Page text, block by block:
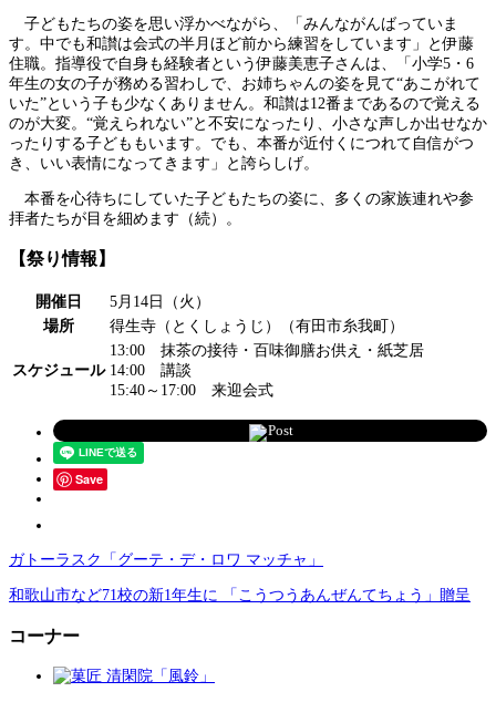
子どもたちの姿を思い浮かべながら、「みんながんばっていま
す。中でも和讃は会式の半月ほど前から練習をしています」と伊藤
住職。指導役で自身も経験者という伊藤美恵子さんは、「小学5・6
年生の女の子が務める習わしで、お姉ちゃんの姿を見て“あこがれて
いた”という子も少なくありません。和讃は12番まであるので覚える
のが大変。“覚えられない”と不安になったり、小さな声しか出せなか
ったりする子どももいます。でも、本番が近付くにつれて自信がつ
き、いい表情になってきます」と誇らしげ。
本番を心待ちにしていた子どもたちの姿に、多くの家族連れや参
拝者たちが目を細めます（続）。
【祭り情報】
開催日
5月14日（火）
場所
得生寺（とくしょうじ）（有田市糸我町）
スケジュール
13:00 抹茶の接待・百味御膳お供え・紙芝居
14:00 講談
15:40～17:00 来迎会式
Post
Save
ガトーラスク「グーテ・デ・ロワ マッチャ」
和歌山市など71校の新1年生に 「こうつうあんぜんてちょう」贈呈
コーナー